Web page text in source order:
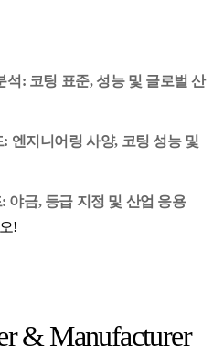
석: 코팅 표준, 성능 및 글로벌 산
엔지니어링 사양, 코팅 성능 및
야금, 등급 지정 및 산업 응용
!
& Manufacturer